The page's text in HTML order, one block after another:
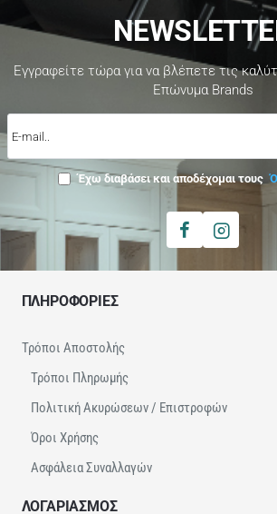
Εγγραφείτε τώρα για να βλέπετε τις
Επώνυμα Brands
mail..
Έχω διαβάσει και αποδέχομαι τους
ΠΛΗΡΟΦΟΡΙΕΣ
Τρόποι Αποστολής
Τρόποι Πληρωμής
Πολιτική Ακυρώσεων / Επιστροφών
Όροι Χρήσης
Ασφάλεια Συναλλαγών
ΛΟΓΑΡΙΑΣΜΟΣ